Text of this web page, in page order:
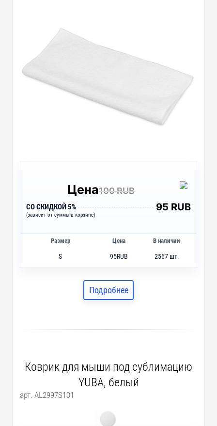
Цена100 RUB
СО СКИДКОЙ 5%
(зависит от суммы в корзине)
95 RUB
Размер Цена В наличии
S 95RUB
2567 шт.
652
Подробнее
Коврик для мыши под сублимацию
YUBA, белый
арт. AL2997S101